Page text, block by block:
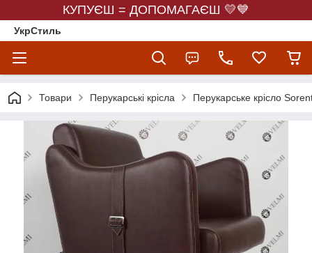
КУПУЄШ = ДОПОМАГАЄШ 💛💙
УкрСтиль
Товари Перукарські крісла Перукарське крісло